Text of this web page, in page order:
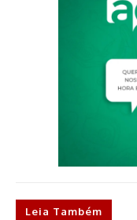
Leia Também